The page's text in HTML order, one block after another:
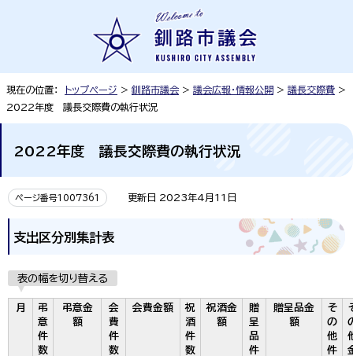
現在の位置： トップページ > 釧路市議会 > 議会広報・情報公開 > 議長交際費 >
2022年度 議長交際費の執行状況
2022年度 議長交際費の執行状況
ページ番号1007361 更新日 2023年4月11日
支出区分別集計表
表の幅を切り替える
月
弔
意
件
数
弔意金
額
会
費
件
数
会費金額
祝
酒
件
数
祝酒金
額
贈
呈
品
件
贈呈品金
額
そ
の
他
件